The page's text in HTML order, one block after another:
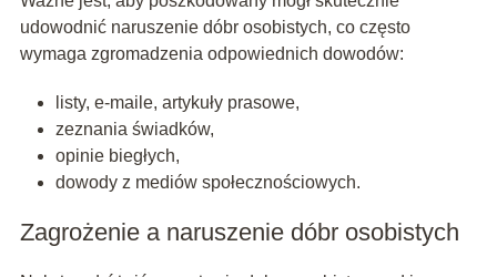
udowodnić naruszenie dóbr osobistych, co często
wymaga zgromadzenia odpowiednich dowodów:
listy, e-maile, artykuły prasowe,
zeznania świadków,
opinie biegłych,
dowody z mediów społecznościowych.
Zagrożenie a naruszenie dóbr osobistych